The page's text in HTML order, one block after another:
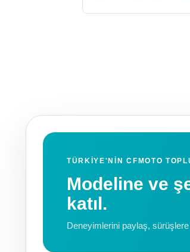
TÜRKIYE'NIN CFMOTO
Modeline ve
katıl.
Deneyimlerini paylaş, sürüşlere